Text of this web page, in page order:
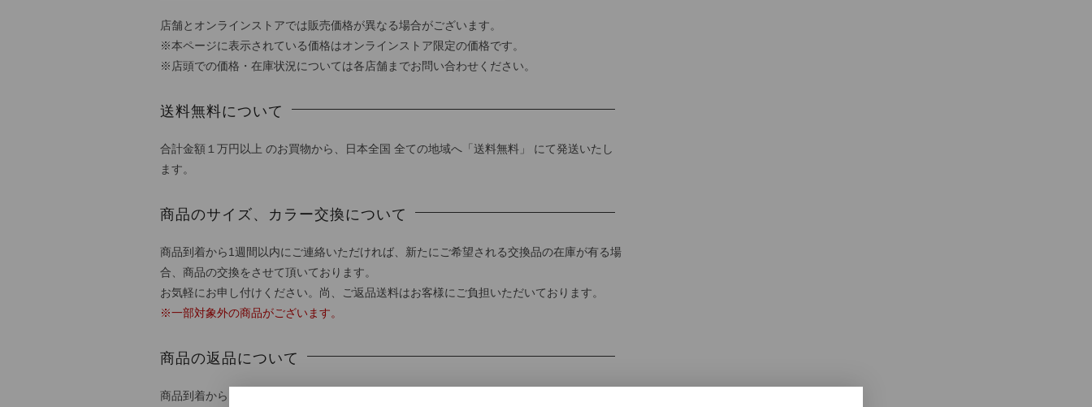
店舗とオンラインストアでは販売価格が異なる場合がございます。
※本ページに表示されている価格はオンラインストア限定の価格です。
※店頭での価格・在庫状況については各店舗までお問い合わせください。
送料無料について
合計金額１万円以上 のお買物から、日本全国 全ての地域へ「送料無料」 にて発送いたし
ます。
商品のサイズ、カラー交換について
商品到着から1週間以内にご連絡いただければ、新たにご希望される交換品の在庫が有る場
合、商品の交換をさせて頂いております。
お気軽にお申し付けください。尚、ご返品送料はお客様にご負担いただいております。
※一部対象外の商品がございます。
商品の返品について
商品到着から1週間以内にご連絡いただければご返品をお受けいたしております。